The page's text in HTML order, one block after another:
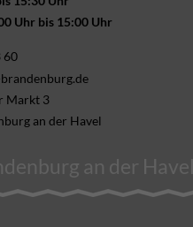
Uhr bis 15:00 Uhr
60
Markt 3
an der Havel
an der Havel